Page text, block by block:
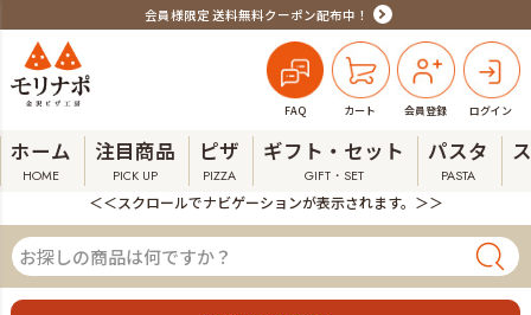
会員様限定 送料無料クーポン配布中！
FAQ カート 会員登録 ログイン
ホーム
HOME
注目商品
PICK UP
ピザ
PIZZA
ギフト・セット
GIFT・SET
パスタ
PASTA
＜＜スクロールでナビゲーションが表示されます。＞＞